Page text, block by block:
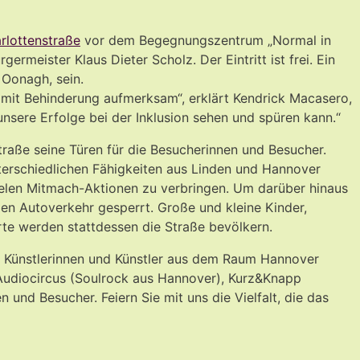
vor dem Begegnungszentrum „Normal in
Klaus Dieter Scholz. Der Eintritt ist frei. Ein
sein.
Behinderung aufmerksam“, erklärt Kendrick Macasero,
Erfolge bei der Inklusion sehen und spüren kann.“
seine Türen für die Besucherinnen und Besucher.
Fähigkeiten aus Linden und Hannover
Mitmach-Aktionen zu verbringen. Um darüber hinaus
Autoverkehr gesperrt. Große und kleine Kinder,
werden stattdessen die Straße bevölkern.
und Künstler aus dem Raum Hannover
(Soulrock aus Hannover), Kurz&Knapp
und Besucher. Feiern Sie mit uns die Vielfalt, die das